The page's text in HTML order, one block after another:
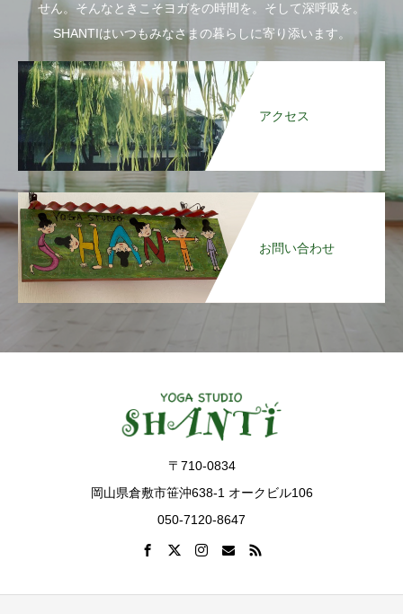
せん。そんなときこそヨガをの時間を。そして深呼吸を。
SHANTIはいつもみなさまの暮らしに寄り添います。
アクセス
お問い合わせ
〒710-0834
岡山県倉敷市笹沖638-1 オークビル106
050-7120-8647